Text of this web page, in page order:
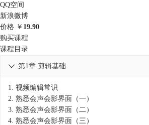
QQ空间
新浪微博
价格 ￥ 19.90
购买课程
课程目录
第1章 剪辑基础

1. 视频编辑常识
2. 熟悉会声会影界面（一）
3. 熟悉会声会影界面（二）
4. 熟悉会声会影界面（三）